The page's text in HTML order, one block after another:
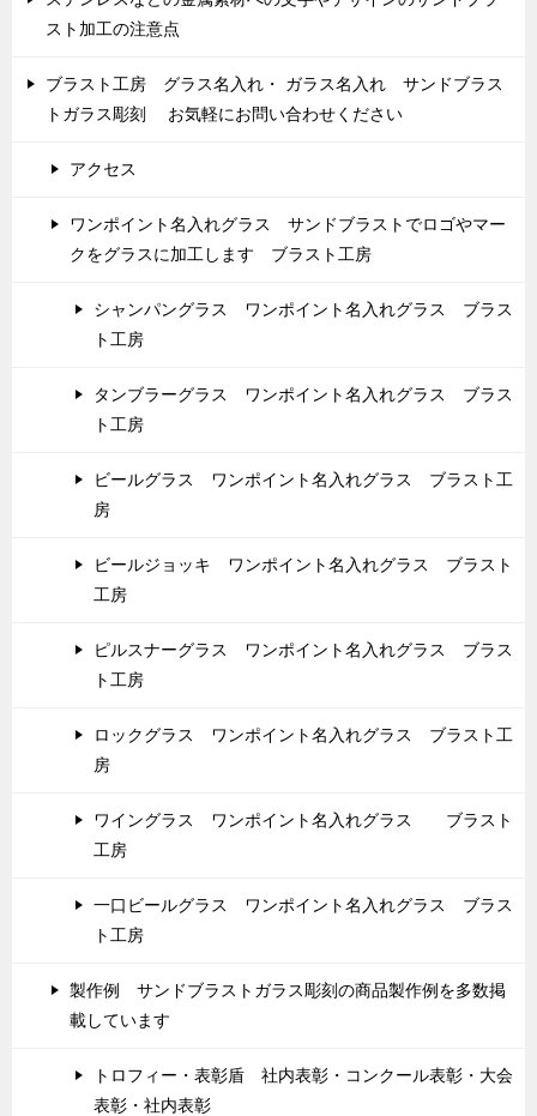
スト加工の注意点
ブラスト工房 グラス名入れ・ ガラス名入れ サンドブラス
トガラス彫刻 お気軽にお問い合わせください
アクセス
ワンポイント名入れグラス サンドブラストでロゴやマー
クをグラスに加工します ブラスト工房
シャンパングラス ワンポイント名入れグラス ブラス
ト工房
タンブラーグラス ワンポイント名入れグラス ブラス
ト工房
ビールグラス ワンポイント名入れグラス ブラスト工
房
ビールジョッキ ワンポイント名入れグラス ブラスト
工房
ピルスナーグラス ワンポイント名入れグラス ブラス
ト工房
ロックグラス ワンポイント名入れグラス ブラスト工
房
ワイングラス ワンポイント名入れグラス ブラスト
工房
一口ビールグラス ワンポイント名入れグラス ブラス
ト工房
製作例 サンドブラストガラス彫刻の商品製作例を多数掲
載しています
トロフィー・表彰盾 社内表彰・コンクール表彰・大会
表彰・社内表彰